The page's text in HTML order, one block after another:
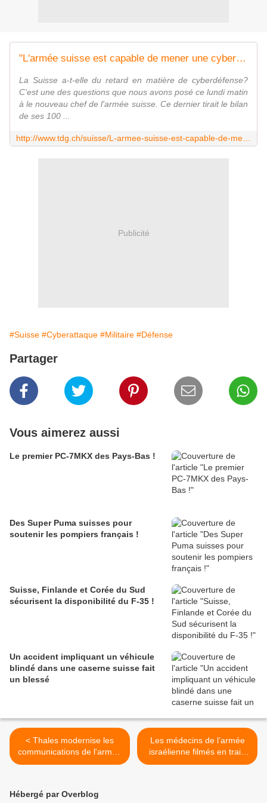
"L'armée suisse est capable de mener une cyberattaque"
La Suisse a-t-elle du retard en matière de cyberdéfense?
C'est une des questions que nous avons posé ce lundi matin
à le nouveau chef de l'armée suisse. Ce dernier tirait le bilan
de ses 100 ...
Publicité
#Suisse #Cyberattaque #Militaire #Défense
Partager
Vous aimerez aussi
Le premier PC-7MKX des Pays-Bas !
Des Super Puma suisses pour
soutenir les pompiers français !
Suisse, Finlande et Corée du Sud
sécurisent la disponibilité du F-35 !
Un accident impliquant un véhicule
blindé dans une caserne suisse fait
un blessé
< Thales modernise les
communications de l'armée
danoise
Les médecins de l’armée
israélienne filmés en train
de traiter des Syriens
Hébergé par Overblog